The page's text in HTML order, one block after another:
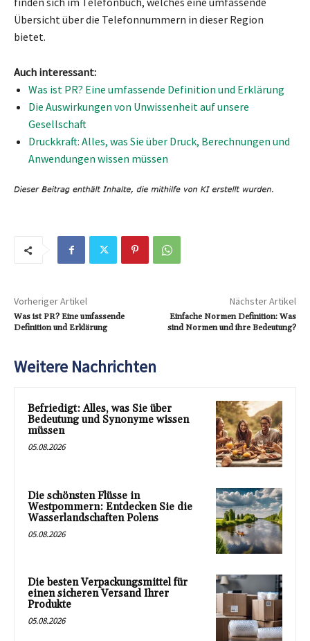
Übersicht über die Telefonnummern in dieser Region
bietet.
Auch interessant:
Was ist PR? Eine umfassende Definition und Erklärung
Die Auswirkungen von Unwissenheit auf unsere
Gesellschaft
Druckkraft: Alles, was Sie über Druck, Berechnungen und
Anwendungen wissen müssen
Vorheriger Artikel
Was ist PR? Eine umfassende
Definition und Erklärung
Nächster Artikel
Einfache Normen Definition: Was
sind Normen und ihre Bedeutung?
Weitere Nachrichten
Befriedigt: Alles, was Sie über
Bedeutung und Synonyme wissen
müssen
05.08.2026
Die schönsten Flüsse in
Westpommern: Entdecken Sie die
Wasserlandschaften Polens
05.08.2026
Die besten Verpackungsmittel für
einen sicheren Versand Ihrer
Produkte
05.08.2026